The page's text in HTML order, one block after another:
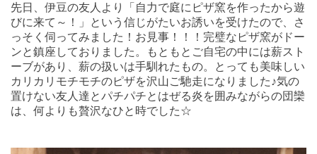
先日、伊豆の友人より「自力で庭にピザ窯を作ったから遊
びに来て～！」という信じがたいお誘いを受けたので、さ
っそく伺ってみました！お見事！！！完璧なピザ窯がドー
ンと鎮座しておりました。もともとご自宅の中には薪スト
ーブがあり、薪の扱いは手馴れたもの。
とっても美味しい
カリカリモチモチのピザを沢山ご馳走になりました♪気の
置けない友人達とパチパチとはぜる炎を囲みながらの団欒
は、何よりも贅沢なひと時でした☆